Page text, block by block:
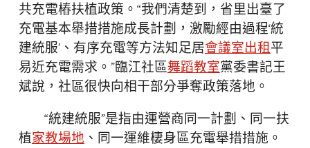
共充電樁扶植政策。“我們清楚到，省里出臺了
充電基本舉措措施成長計劃，激勵經由過程‘統
建統服’、有序充電等方法知足居會議室出租平
易近充電需求。”臨江社區舞蹈教室黨委書記王
斌說，社區很快向相干部分爭奪政策落地。
“統建統服”是指由運營商同一計劃、同一扶
植家教場地 、同一運維棲身區充電舉措措施。